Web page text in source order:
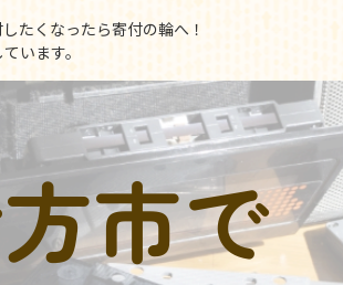
たくなったら寄付の輪へ！
います。
市で